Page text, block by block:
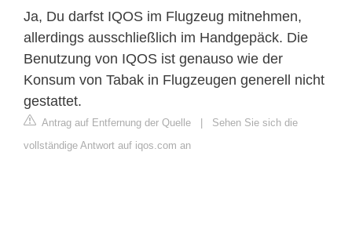
Ja, Du darfst IQOS im Flugzeug mitnehmen,
allerdings ausschließlich im Handgepäck. Die
Benutzung von IQOS ist genauso wie der
Konsum von Tabak in Flugzeugen generell nicht
gestattet.
Antrag auf Entfernung der Quelle | Sehen Sie sich die
vollständige Antwort auf iqos.com an